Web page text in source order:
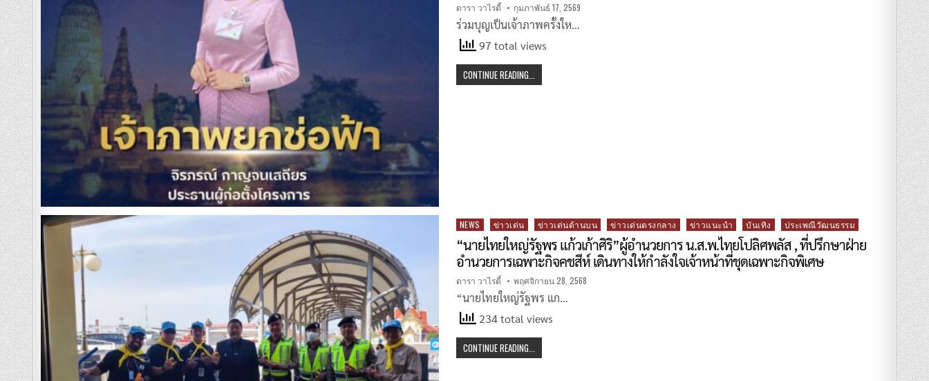
ดารา วาไรตี้ กุมภาพันธ์ 17, 2569
ร่วมบุญเป็นเจ้าภาพครั้งให…
97 total views
CONTINUE READING...
Posted
in
NEWS ข่าวเด่น ข่าวเด่นด้านบน ข่าวเด่นตรงกลาง ข่าวแนะนำ บันเทิง ประเพณีวัฒนธรรม
“นายไทยใหญ่รัฐพร แก้วเก้าศิริ”ผู้อำนวยการ น.ส.พ.ไทยโปลิศพลัส , ที่ปรึกษาฝ่าย
อำนวยการเฉพาะกิจคชสีห์ เดินทางให้กำลังใจเจ้าหน้าที่ชุดเฉพาะกิจพิเศษ
ดารา วาไรตี้ พฤศจิกายน 28, 2568
“นายไทยใหญ่รัฐพร แก…
234 total views
CONTINUE READING...